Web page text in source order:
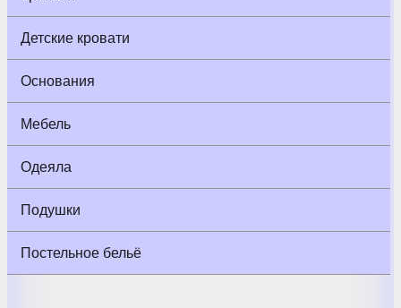
Детские кровати
Основания
Мебель
Одеяла
Подушки
Постельное бельё